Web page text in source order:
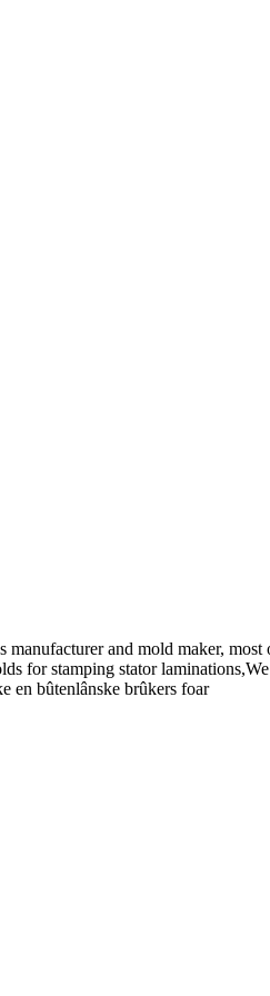
and mold maker,
for stamping stator
en bûtenlânske brûkers foar